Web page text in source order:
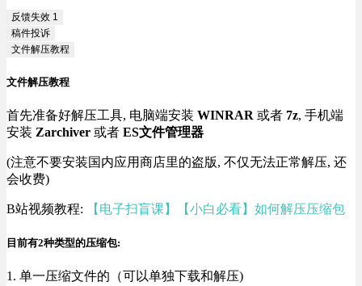
反馈失效 1
稿件投诉
文件解压教程
文件解压教程
首先准备好解压工具, 电脑端安装 WINRAR 或者 7z, 手机端
安装 Zarchiver 或者 ES文件管理器
(注意不要安装国内应用商店里的盗版, 不仅无法正常解压, 还
会收费)
B站视频教程: 【电子扫盲课】【小白必看】如何解压压缩包
目前有2种类型的压缩包:
1. 单一压缩文件的（可以单独下载和解压)